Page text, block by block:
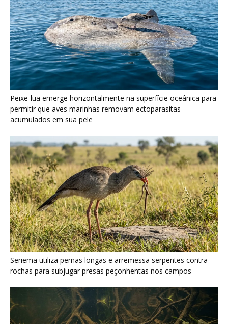
Seriema utiliza pernas longas e arremessa serpentes contra
rochas para subjugar presas peçonhentas nos campos
Poraquê sincroniza descargas elétricas em grupo para
amplificar campo elétrico e atordoar cardumes de peixes
maiores na Amazônia